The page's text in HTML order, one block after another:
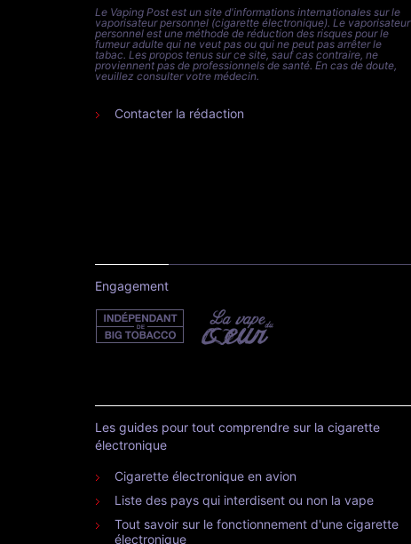
Le Vaping Post est un site d'informations internationales sur le
vaporisateur personnel (cigarette électronique). Le vaporisateur
personnel est une méthode de réduction des risques pour le
fumeur adulte qui ne veut pas ou qui ne peut pas arrêter le
tabac. Les propos tenus sur ce site, sauf cas contraire, ne
proviennent pas de professionnels de santé. En cas de doute,
veuillez consulter votre médecin.
Contacter la rédaction
Engagement
Les guides pour tout comprendre sur la cigarette
électronique
Cigarette électronique en avion
Liste des pays qui interdisent ou non la vape
Tout savoir sur le fonctionnement d'une cigarette
électronique